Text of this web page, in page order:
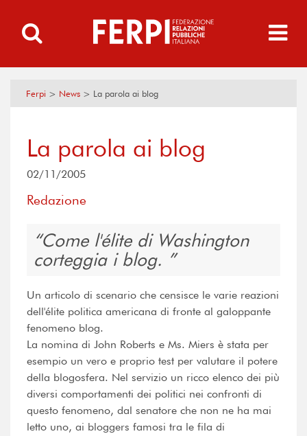
Ferpi > News > La parola ai blog
La parola ai blog
02/11/2005
Redazione
Come l'élite di Washington
corteggia i blog.
Un articolo di scenario che censisce le varie reazioni
dell'élite politica americana di fronte al galoppante
fenomeno blog.
La nomina di John Roberts e Ms. Miers è stata per
esempio un vero e proprio test per valutare il potere
della blogosfera. Nel servizio un ricco elenco dei più
diversi comportamenti dei politici nei confronti di
questo fenomeno, dal senatore che non ne ha mai
letto uno, ai bloggers famosi tra le fila di